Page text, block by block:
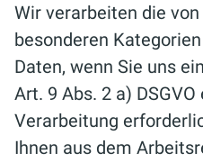
Wir verarbeiten die
besonderen
Daten, wenn Sie uns
Art. 9 Abs. 2 a)
Verarbeitung
Ihnen aus dem